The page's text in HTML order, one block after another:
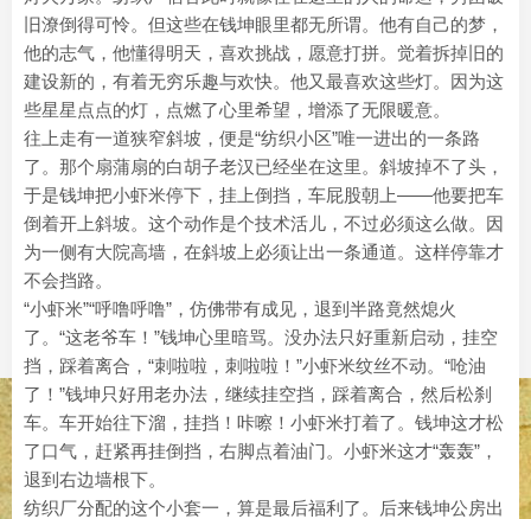
旧潦倒得可怜。但这些在钱坤眼里都无所谓。他有自己的梦，
他的志气，他懂得明天，喜欢挑战，愿意打拼。觉着拆掉旧的
建设新的，有着无穷乐趣与欢快。他又最喜欢这些灯。因为这
些星星点点的灯，点燃了心里希望，增添了无限暖意。
往上走有一道狭窄斜坡，便是“纺织小区”唯一进出的一条路
了。那个扇蒲扇的白胡子老汉已经坐在这里。斜坡掉不了头，
于是钱坤把小虾米停下，挂上倒挡，车屁股朝上——他要把车
倒着开上斜坡。这个动作是个技术活儿，不过必须这么做。因
为一侧有大院高墙，在斜坡上必须让出一条通道。这样停靠才
不会挡路。
“小虾米”“呼噜呼噜”，仿佛带有成见，退到半路竟然熄火
了。“这老爷车！”钱坤心里暗骂。没办法只好重新启动，挂空
挡，踩着离合，“刺啦啦，刺啦啦！”小虾米纹丝不动。“呛油
了！”钱坤只好用老办法，继续挂空挡，踩着离合，然后松刹
车。车开始往下溜，挂挡！咔嚓！小虾米打着了。钱坤这才松
了口气，赶紧再挂倒挡，右脚点着油门。小虾米这才“轰轰”，
退到右边墙根下。
纺织厂分配的这个小套一，算是最后福利了。后来钱坤公房出